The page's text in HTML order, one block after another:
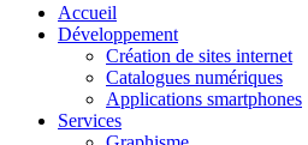
Accueil
Développement
Création de sites internet
Catalogues numériques
Applications smartphones
Services